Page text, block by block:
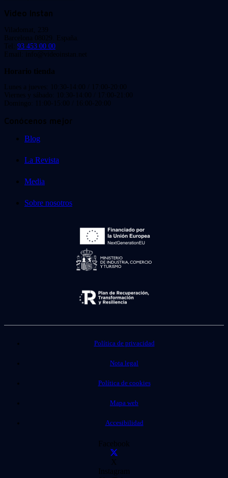
Video Instan
Viladomat, 239
Barcelona 08029. España.
Tel: 93 453 00 00
Email: info@videoinstan.net
Horario tienda
Lunes a jueves: 10:30-14:00 / 17:00-20:00
Viernes y sábado: 10:30-14:00 / 17:00-21:00
Domingo: 11:00-15:00 / 16:00-20:00
Conócenos mejor
Blog
La Revista
Media
Sobre nosotros
Política de privacidad
Nota legal
Política de cookies
Mapa web
Accesibilidad
Facebook
X
Instagram